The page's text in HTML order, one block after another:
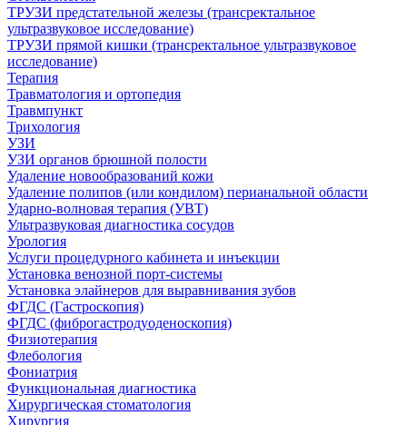
ТРУЗИ предстательной железы (трансректальное
ультразвуковое исследование)
ТРУЗИ прямой кишки (трансректальное ультразвуковое
исследование)
Терапия
Травматология и ортопедия
Травмпункт
Трихология
УЗИ
УЗИ органов брюшной полости
Удаление новообразований кожи
Удаление полипов (или кондилом) перианальной области
Ударно-волновая терапия (УВТ)
Ультразвуковая диагностика сосудов
Урология
Услуги процедурного кабинета и инъекции
Установка венозной порт-системы
Установка элайнеров для выравнивания зубов
ФГДС (Гастроскопия)
ФГДС (фиброгастродуоденоскопия)
Физиотерапия
Флебология
Фониатрия
Функциональная диагностика
Хирургическая стоматология
Хирургия